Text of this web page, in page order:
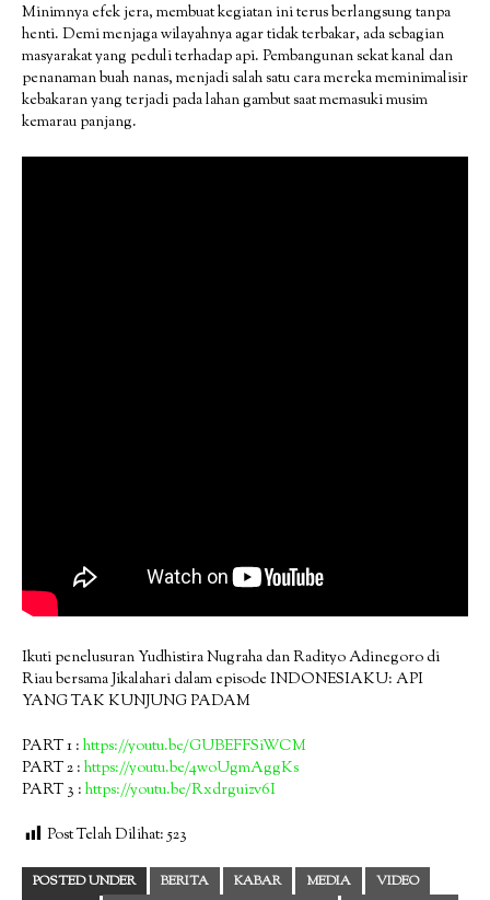
Minimnya efek jera, membuat kegiatan ini terus berlangsung tanpa
henti. Demi menjaga wilayahnya agar tidak terbakar, ada sebagian
masyarakat yang peduli terhadap api. Pembangunan sekat kanal dan
penanaman buah nanas, menjadi salah satu cara mereka meminimalisir
kebakaran yang terjadi pada lahan gambut saat memasuki musim
kemarau panjang.
Ikuti penelusuran Yudhistira Nugraha dan Radityo Adinegoro di
Riau bersama Jikalahari dalam episode INDONESIAKU: API
YANG TAK KUNJUNG PADAM
PART 1 : https://youtu.be/GUBEFFSiWCM
PART 2 : https://youtu.be/4woUgmAggKs
PART 3 : https://youtu.be/Rxdrguizv6I
Post Telah Dilihat: 523
POSTED UNDER BERITA KABAR MEDIA
VIDEO